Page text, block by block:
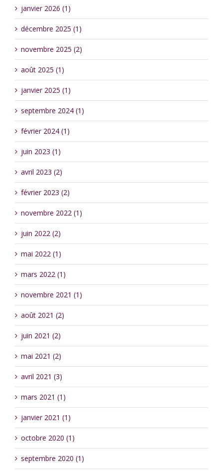
janvier 2026 (1)
décembre 2025 (1)
novembre 2025 (2)
août 2025 (1)
janvier 2025 (1)
septembre 2024 (1)
février 2024 (1)
juin 2023 (1)
avril 2023 (2)
février 2023 (2)
novembre 2022 (1)
juin 2022 (2)
mai 2022 (1)
mars 2022 (1)
novembre 2021 (1)
août 2021 (2)
juin 2021 (2)
mai 2021 (2)
avril 2021 (3)
mars 2021 (1)
janvier 2021 (1)
octobre 2020 (1)
septembre 2020 (1)